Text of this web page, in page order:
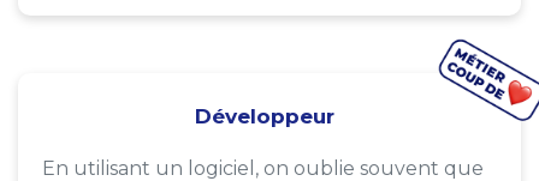
Développeur
En utilisant un logiciel, on oublie souvent que